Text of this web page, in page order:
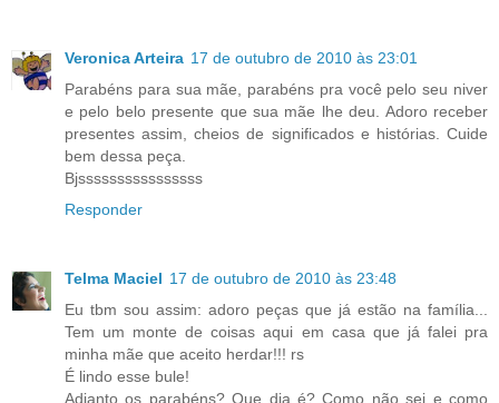
Veronica Arteira 17 de outubro de 2010 às 23:01
Parabéns para sua mãe, parabéns pra você pelo seu niver
e pelo belo presente que sua mãe lhe deu. Adoro receber
presentes assim, cheios de significados e histórias. Cuide
bem dessa peça.
Bjssssssssssssssss
Responder
Telma Maciel 17 de outubro de 2010 às 23:48
Eu tbm sou assim: adoro peças que já estão na família...
Tem um monte de coisas aqui em casa que já falei pra
minha mãe que aceito herdar!!! rs
É lindo esse bule!
Adianto os parabéns? Que dia é? Como não sei e como